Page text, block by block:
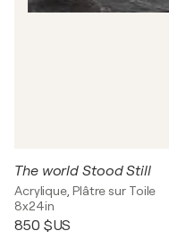
The world Stood Still
Acrylique, Plâtre sur Toile
8x24in
850 $US